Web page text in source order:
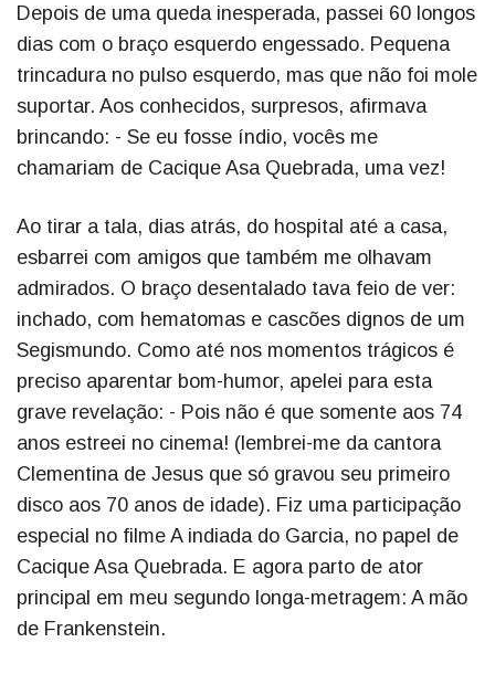
Depois de uma queda inesperada, passei 60 longos
dias com o braço esquerdo engessado. Pequena
trincadura no pulso esquerdo, mas que não foi mole
suportar. Aos conhecidos, surpresos, afirmava
brincando: - Se eu fosse índio, vocês me
chamariam de Cacique Asa Quebrada, uma vez!
Ao tirar a tala, dias atrás, do hospital até a casa,
esbarrei com amigos que também me olhavam
admirados. O braço desentalado tava feio de ver:
inchado, com hematomas e cascões dignos de um
Segismundo. Como até nos momentos trágicos é
preciso aparentar bom-humor, apelei para esta
grave revelação: - Pois não é que somente aos 74
anos estreei no cinema! (lembrei-me da cantora
Clementina de Jesus que só gravou seu primeiro
disco aos 70 anos de idade). Fiz uma participação
especial no filme A indiada do Garcia, no papel de
Cacique Asa Quebrada. E agora parto de ator
principal em meu segundo longa-metragem: A mão
de Frankenstein.